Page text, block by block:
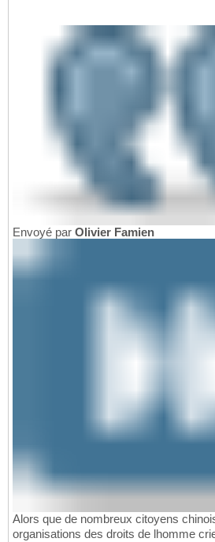
Envoyé par Olivier Famien
Alors que de nombreux citoyens
organisations des droits de lhomme